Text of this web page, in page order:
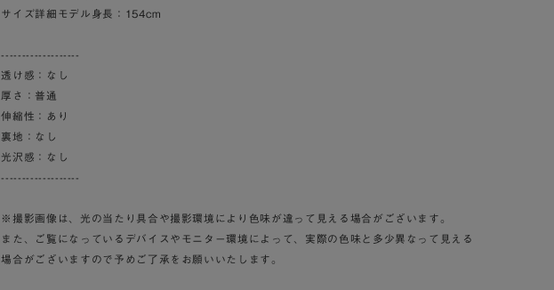
サイズ詳細モデル身長：154cm
-------------------
透け感：なし
厚さ：普通
伸縮性：あり
裏地：なし
光沢感：なし
-------------------
※撮影画像は、光の当たり具合や撮影環境により色味が違って見える場合がございます。
また、ご覧になっているデバイスやモニター環境によって、実際の色味と多少異なって見える
場合がございますので予めご了承をお願いいたします。